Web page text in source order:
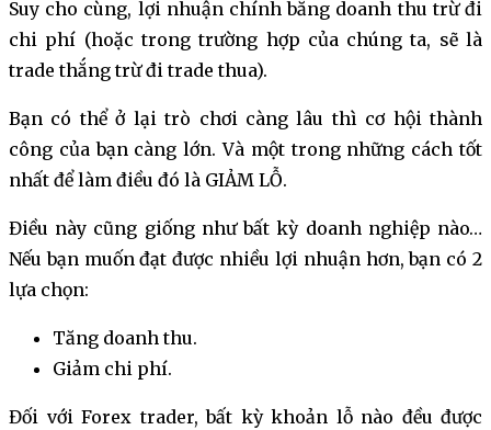
Suy cho cùng, lợi nhuận chính bằng doanh thu trừ đi
chi phí (hoặc trong trường hợp của chúng ta, sẽ là
trade thắng trừ đi trade thua).
Bạn có thể ở lại trò chơi càng lâu thì cơ hội thành
công của bạn càng lớn. Và một trong những cách tốt
nhất để làm điều đó là GIẢM LỖ.
Điều này cũng giống như bất kỳ doanh nghiệp nào…
Nếu bạn muốn đạt được nhiều lợi nhuận hơn, bạn có 2
lựa chọn:
Tăng doanh thu.
Giảm chi phí.
Đối với Forex trader, bất kỳ khoản lỗ nào đều được